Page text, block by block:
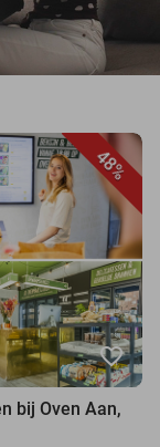
48%
favorite_border
bij Oven Aan,